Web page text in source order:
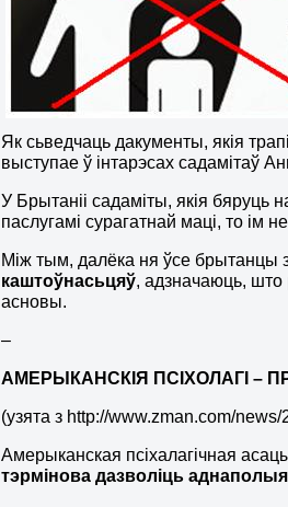
Як сьведчаць дакументы, якія
выступае ў інтарэсах садамітаў
У Брытаніі садаміты, якія бяруць
паслугамі сурагатнай маці, то ім
Між тым, далёка ня ўсе брытанцы
каштоўнасьцяў, адзначаюць, што
асновы.
–
АМЕРЫКАНСКІЯ ПСІХОЛАГІ
(узята з http://www.zman.com/
Амерыканская псіхалагічная
тэрмінова дазволіць